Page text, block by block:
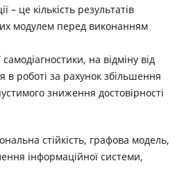
– це кількість результатів
модулем перед виконанням
на відміну від
в роботі за рахунок збільшення
зниження достовірності
стійкість, графова модель,
інформаційної системи,